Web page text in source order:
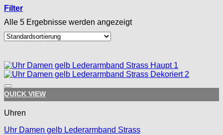
Filter
Alle 5 Ergebnisse werden angezeigt
Auf die Wunschliste
QUICK VIEW
Uhren
Uhr Damen gelb Lederarmband Strass